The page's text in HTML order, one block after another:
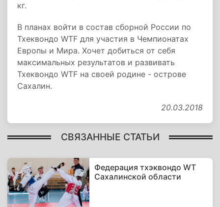
кг.
В планах войти в состав сборной России по
Тхеквондо WTF для участия в Чемпионатах
Европы и Мира. Хочет добиться от себя
максимальных результатов и развивать
Тхеквондо WTF на своей родине - острове
Сахалин.
20.03.2018
СВЯЗАННЫЕ СТАТЬИ
Федерация тхэквондо WT
Сахалинской области